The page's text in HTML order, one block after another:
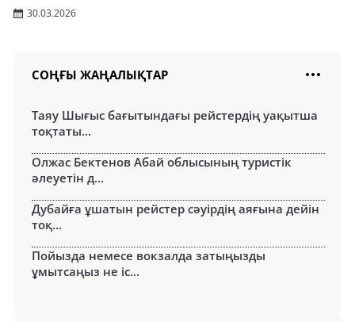
30.03.2026
СОҢҒЫ ЖАҢАЛЫҚТАР
Таяу Шығыс бағытындағы рейстердің уақытша
тоқтаты...
Олжас Бектенов Абай облысының туристік
әлеуетін д...
Дубайға ұшатын рейстер сәуірдің аяғына дейін
тоқ...
Пойызда немесе вокзалда затыңызды
ұмытсаңыз не іс...